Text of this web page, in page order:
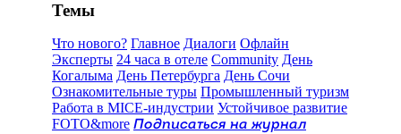
Темы
Что нового? Главное Диалоги Офлайн
Эксперты 24 часа в отеле Community День
Когалыма День Петербурга День Сочи
Ознакомительные туры Промышленный туризм
Работа в MICE-индустрии Устойчивое развитие
FOTO&more Подписаться на журнал